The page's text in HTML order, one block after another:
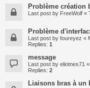
Problème création
Last post by FreeWolf «
Problème
Last post by foureyez «
Replies: 1
message
Last post by eliotnes71 «
Replies: 2
Liaisons bras à un